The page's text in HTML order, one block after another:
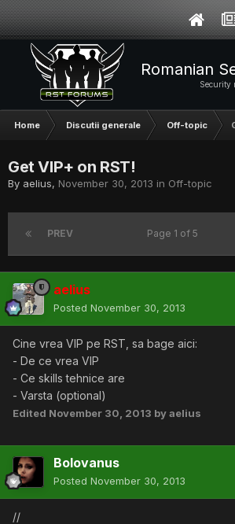
Romanian
Security
Home Discutii generale Off-topic
Get VIP+ on RST!
By aelius, November 30, 2013 in Off-topic
PREV Page 1 of 5
aelius
Posted November 30, 2013
Cine vrea VIP pe RST, sa bage aici:
- De ce vrea VIP
- Ce skills tehnice are
- Varsta (optional)
Edited November 30, 2013 by aelius
Bolovanus
Posted November 30, 2013
//